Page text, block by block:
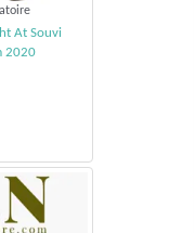
At Souvi
2020